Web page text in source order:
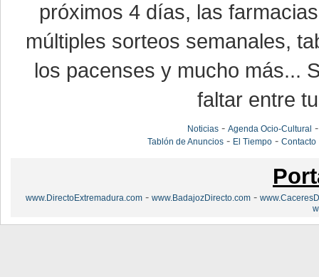
próximos 4 días, las
múltiples sorteos semanales,
los pacenses y mucho más...
faltar entre
Noticias -Agenda Ocio-Cultural
Tablón de Anuncios - El Tiempo -Contacto
www.DirectoExtremadura.com - www.BadajozDirecto.com -